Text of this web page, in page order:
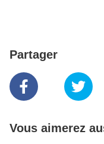
Partager
Vous aimerez